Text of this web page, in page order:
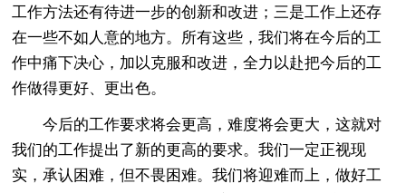
工作方法还有待进一步的创新和改进；三是工作上还存
在一些不如人意的地方。所有这些，我们将在今后的工
作中痛下决心，加以克服和改进，全力以赴把今后的工
作做得更好、更出色。
今后的工作要求将会更高，难度将会更大，这就对
我们的工作提出了新的更高的要求。我们一定正视现
实，承认困难，但不畏困难。我们将迎难而上，做好工